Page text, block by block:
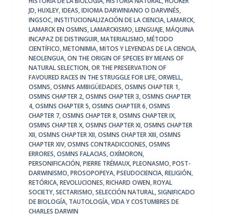
JD,HUXLEY,IDEAS,IDIOMA DARWINIANO O DARVINÉS,
INGSOC,INSTITUCIONALIZACIÓN DE LA CIENCIA,LAMARCK,
LAMARCK EN OSMNS,LAMARCKISMO,LENGUAJE,MÁQUINA
INCAPAZ DE DISTINGUIR,MATERIALISMO,MÉTODO
CIENTÍFICO,METONIMIA,MITOS Y LEYENDAS DE LA CIENCIA,
NEOLENGUA,ON THE ORIGIN OF SPECIES BY MEANS OF
NATURAL SELECTION,OR THE PRESERVATION OF
FAVOURED RACES IN THE STRUGGLE FOR LIFE,ORWELL,
OSMNS,OSMNS AMBIGÜEDADES,OSMNS CHAPTER 1,
OSMNS CHAPTER 2,OSMNS CHAPTER 3,OSMNS CHAPTER
4,OSMNS CHAPTER 5,OSMNS CHAPTER 6,OSMNS
CHAPTER 7,OSMNS CHAPTER 8,OSMNS CHAPTER IX,
OSMNS CHAPTER X,OSMNS CHAPTER XI,OSMNS CHAPTER
XII,OSMNS CHAPTER XII,OSMNS CHAPTER XIII,OSMNS
CHAPTER XIV,OSMNS CONTRADICCIONES,OSMNS
ERRORES,OSMNS FALACIAS,OXÍMORON,
PERSONIFICACIÓN,PIERRE TRÉMAUX,PLEONASMO,POST-
DARWINISMO,PROSOPOPEYA,PSEUDOCIENCIA,RELIGIÓN,
RETÓRICA,REVOLUCIONES,RICHARD OWEN,ROYAL
SOCIETY,SECTARISMO,SELECCIÓN NATURAL,SIGNIFICADO
DE BIOLOGÍA, TAUTOLOGÍA,VIDA Y COSTUMBRES DE
CHARLES DARWIN